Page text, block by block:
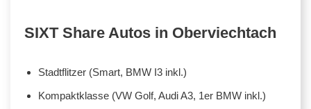
SIXT Share Autos in Oberviechtach
Stadtflitzer (Smart, BMW I3 inkl.)
Kompaktklasse (VW Golf, Audi A3, 1er BMW inkl.)